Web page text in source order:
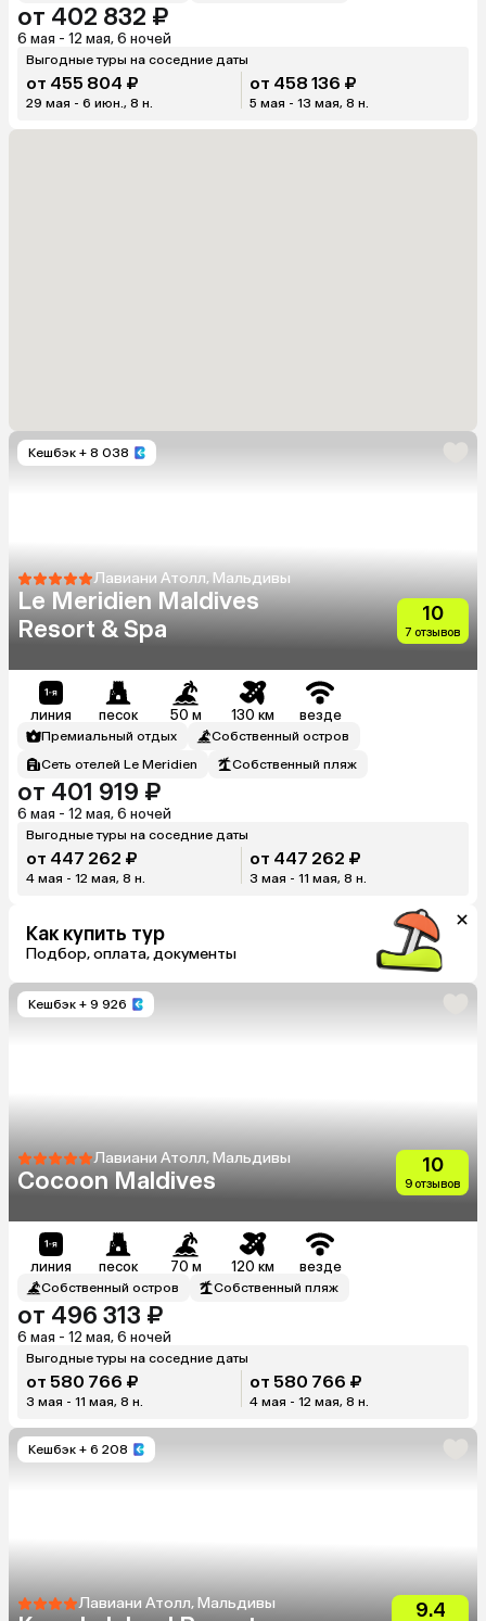
от 402 832 ₽
6 мая - 12 мая, 6 ночей
Выгодные туры на соседние даты
от 455 804 ₽
29 мая - 6 июн., 8 н.
от 458 136 ₽
5 мая - 13 мая, 8 н.
Кешбэк + 8 038
Лавиани Атолл, Мальдивы
Le Meridien Maldives
Resort & Spa
10
7 отзывов
линия песок 50 м 130 км везде
Премиальный отдых
Собственный остров
Сеть отелей Le Meridien
Собственный пляж
от 401 919 ₽
6 мая - 12 мая, 6 ночей
Выгодные туры на соседние даты
от 447 262 ₽
4 мая - 12 мая, 8 н.
от 447 262 ₽
3 мая - 11 мая, 8 н.
Как купить тур
Подбор, оплата, документы
Кешбэк + 9 926
Лавиани Атолл, Мальдивы
Cocoon Maldives
10
9 отзывов
линия песок 70 м 120 км везде
Собственный остров Собственный пляж
от 496 313 ₽
6 мая - 12 мая, 6 ночей
Выгодные туры на соседние даты
от 580 766 ₽
3 мая - 11 мая, 8 н.
от 580 766 ₽
4 мая - 12 мая, 8 н.
Кешбэк + 6 208
Лавиани Атолл, Мальдивы 9.4